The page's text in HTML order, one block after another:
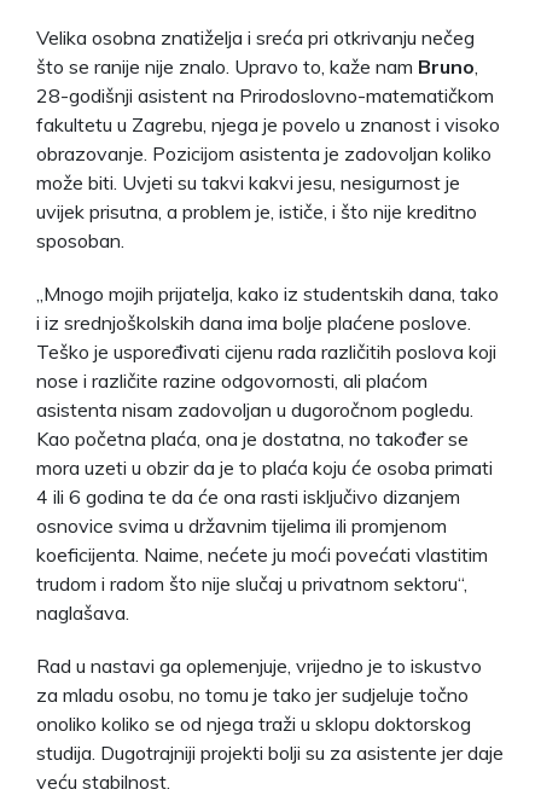
Velika osobna znatiželja i sreća pri otkrivanju nečeg
što se ranije nije znalo. Upravo to, kaže nam Bruno
28-godišnji asistent na Prirodoslovno-matematičkom
fakultetu u Zagrebu, njega je povelo u znanost i visoko
obrazovanje. Pozicijom asistenta je zadovoljan koliko
može biti. Uvjeti su takvi kakvi jesu, nesigurnost je
uvijek prisutna, a problem je, ističe, i što nije kreditno
sposoban.
„Mnogo mojih prijatelja, kako iz studentskih dana, tako
i iz srednjoškolskih dana ima bolje plaćene poslove.
Teško je uspoređivati cijenu rada različitih poslova koji
nose i različite razine odgovornosti, ali plaćom
asistenta nisam zadovoljan u dugoročnom pogledu.
Kao početna plaća, ona je dostatna, no također se
mora uzeti u obzir da je to plaća koju će osoba primati
4 ili 6 godina te da će ona rasti isključivo dizanjem
osnovice svima u državnim tijelima ili promjenom
koeficijenta. Naime, nećete ju moći povećati vlastitim
trudom i radom što nije slučaj u privatnom sektoru“,
naglašava.
Rad u nastavi ga oplemenjuje, vrijedno je to iskustvo
za mladu osobu, no tomu je tako jer sudjeluje točno
onoliko koliko se od njega traži u sklopu doktorskog
studija. Dugotrajniji projekti bolji su za asistente jer daje
veću stabilnost.